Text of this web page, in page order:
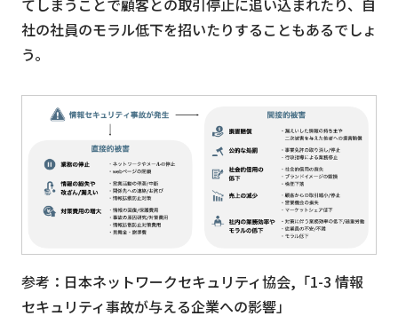
社の社員のモラル低下を招いたりすることもあるでしょ
う。
参考：日本ネットワークセキュリティ協会,「1-3 情報
セキュリティ事故が与える企業への影響」